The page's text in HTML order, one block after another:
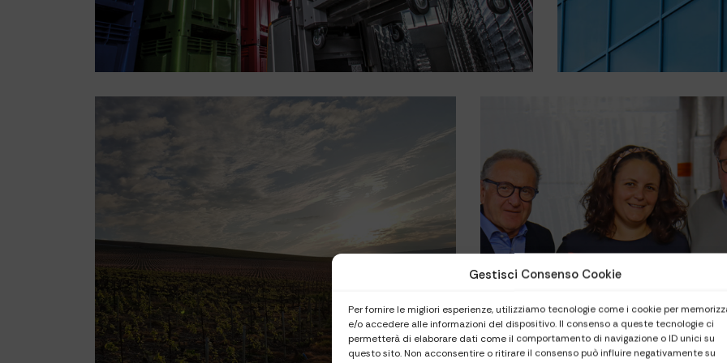
Gestisci Consenso Cookie
Per fornire le migliori esperienze, utilizziamo tecnologie come i cookie per
e/o accedere alle informazioni del dispositivo. Il consenso a queste tecnologie ci
permetterà di elaborare dati come il comportamento di navigazione o ID unici su
questo sito. Non acconsentire o ritirare il consenso può influire negativamente su